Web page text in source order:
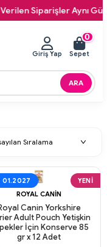
Aynı Gün
ARA
Giriş Yap
0
Sepet
01.2027
YENI
ROYAL CANIN
Canin Yorkshire
Adult Pouch Yetişkin
İçin Konserve 85
gr x 12 Adet
Aynı Gün Kargo